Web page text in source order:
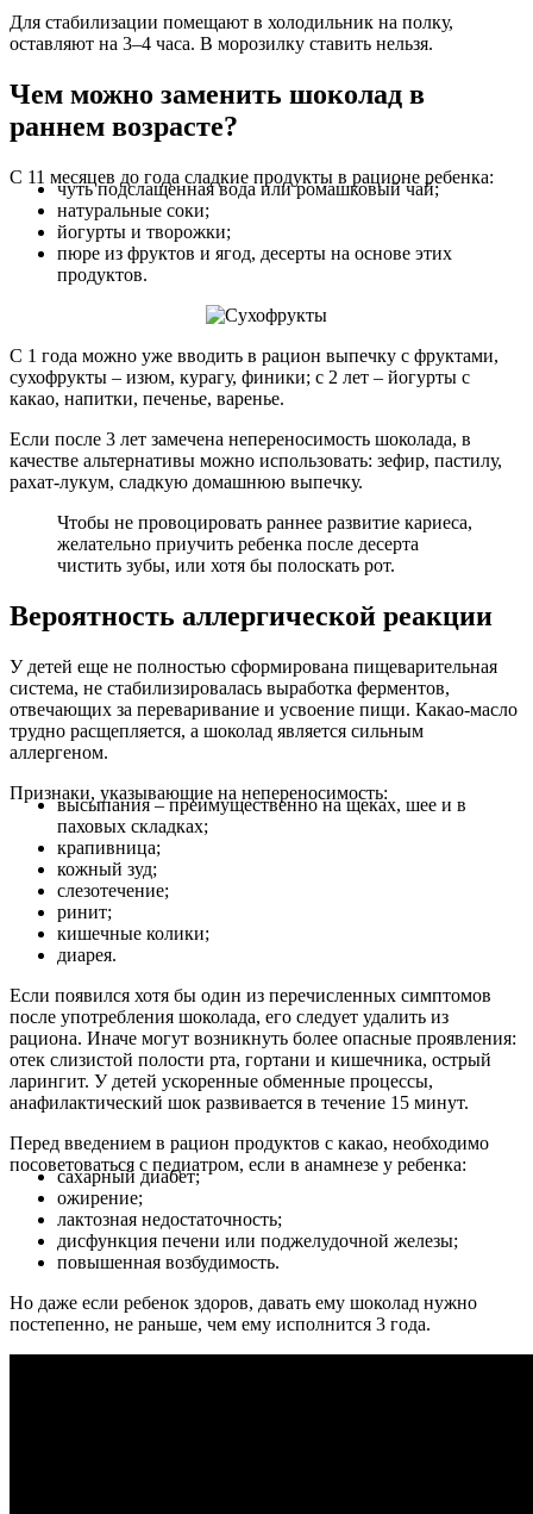
Для стабилизации помещают в холодильник на полку,
оставляют на 3–4 часа. В морозилку ставить нельзя.
Чем можно заменить шоколад в
раннем возрасте?
С 11 месяцев до года сладкие продукты в рационе ребенка:
чуть подслащенная вода или ромашковый чай;
натуральные соки;
йогурты и творожки;
пюре из фруктов и ягод, десерты на основе этих
продуктов.
С 1 года можно уже вводить в рацион выпечку с фруктами,
сухофрукты – изюм, курагу, финики; с 2 лет – йогурты с
какао, напитки, печенье, варенье.
Если после 3 лет замечена непереносимость шоколада, в
качестве альтернативы можно использовать: зефир, пастилу,
рахат-лукум, сладкую домашнюю выпечку.
Чтобы не провоцировать раннее развитие кариеса,
желательно приучить ребенка после десерта
чистить зубы, или хотя бы полоскать рот.
Вероятность аллергической реакции
У детей еще не полностью сформирована пищеварительная
система, не стабилизировалась выработка ферментов,
отвечающих за переваривание и усвоение пищи. Какао-масло
трудно расщепляется, а шоколад является сильным
аллергеном.
Признаки, указывающие на непереносимость:
высыпания – преимущественно на щеках, шее и в
паховых складках;
крапивница;
кожный зуд;
слезотечение;
ринит;
кишечные колики;
диарея.
Если появился хотя бы один из перечисленных симптомов
после употребления шоколада, его следует удалить из
рациона. Иначе могут возникнуть более опасные проявления:
отек слизистой полости рта, гортани и кишечника, острый
ларингит. У детей ускоренные обменные процессы,
анафилактический шок развивается в течение 15 минут.
Перед введением в рацион продуктов с какао, необходимо
посоветоваться с педиатром, если в анамнезе у ребенка:
сахарный диабет;
ожирение;
лактозная недостаточность;
дисфункция печени или поджелудочной железы;
повышенная возбудимость.
Но даже если ребенок здоров, давать ему шоколад нужно
постепенно, не раньше, чем ему исполнится 3 года.